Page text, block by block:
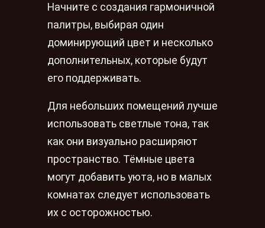
Начните с создания гармоничной
палитры, выбирая один
доминирующий цвет и несколько
дополнительных, которые будут
его поддерживать.
Для небольших помещений лучше
использовать светлые тона, так
как они визуально расширяют
пространство. Тёмные цвета
могут добавить уюта, но в малых
комнатах следует использовать
их с осторожностью.